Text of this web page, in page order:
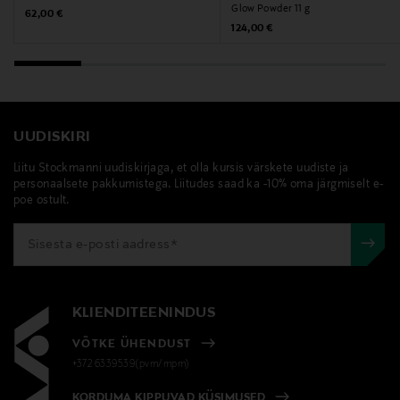
Sisley
3, Avenue de Friedland, 75008 Paris, France
Digitaalne aadress
Original Price
62,00 €
Glow Powder 11 g
Original Price
124,00 €
UUDISKIRI
Liitu Stockmanni uudiskirjaga, et olla kursis värskete uudiste ja
personaalsete pakkumistega. Liitudes saad ka -10% oma järgmiselt e-
poe ostult.
KLIENDITEENINDUS
VÕTKE ÜHENDUST
+372 6339539(pvm/mpm)